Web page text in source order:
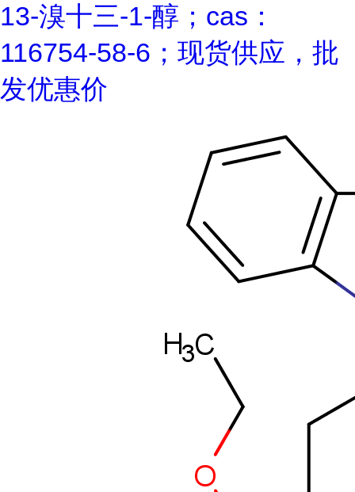
13-溴十三-1-醇；cas：
116754-58-6；现货供应，批
发优惠价